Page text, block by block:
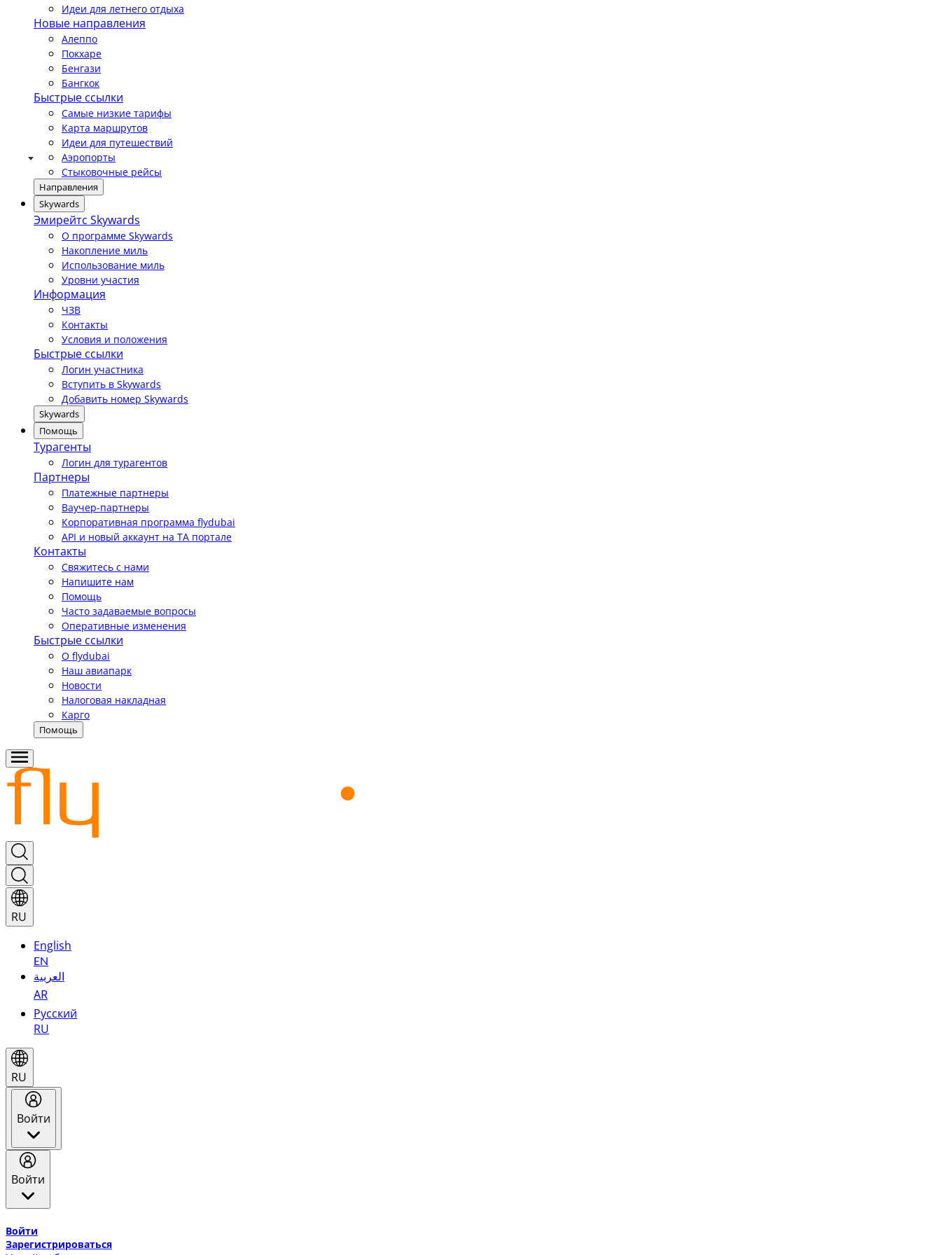
Идеи для летнего отдыха
Новые направления
Алеппо
Покхаре
Бенгази
Бангкок
Быстрые ссылки
Самые низкие тарифы
Карта маршрутов
Идеи для путешествий
Аэропорты
Стыковочные рейсы
Направления
Skywards
Эмирейтс Skywards
О программе Skywards
Накопление миль
Использование миль
Уровни участия
Информация
ЧЗВ
Контакты
Условия и положения
Быстрые ссылки
Логин участника
Вступить в Skywards
Добавить номер Skywards
Skywards
Помощь
Турагенты
Логин для турагентов
Партнеры
Платежные партнеры
Ваучер-партнеры
Корпоративная программа flydubai
API и новый аккаунт на TA портале
Контакты
Свяжитесь с нами
Напишите нам
Помощь
Часто задаваемые вопросы
Оперативные изменения
Быстрые ссылки
О flydubai
Наш авиапарк
Новости
Налоговая накладная
Карго
Помощь
RU
English
EN
العربية
AR
Русский
RU
RU
Войти
Войти
Войти
Зарегистрироваться